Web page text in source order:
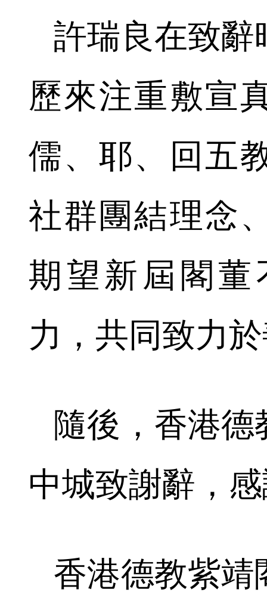
許瑞良在致辭
歷來注重敷宣
儒、耶、回五
社群團結理念
期望新屆閣
力，共同致力
隨後，香港德
中城致謝辭，
香港德教紫靖